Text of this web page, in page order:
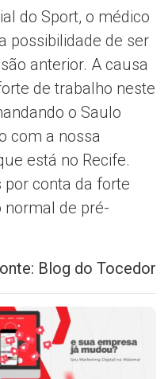
do Sport, o médico
possibilidade de ser
anterior. A causa
de trabalho neste
o Saulo
com a nossa
está no Recife.
conta da forte
normal de pré-
Blog do Tocedor